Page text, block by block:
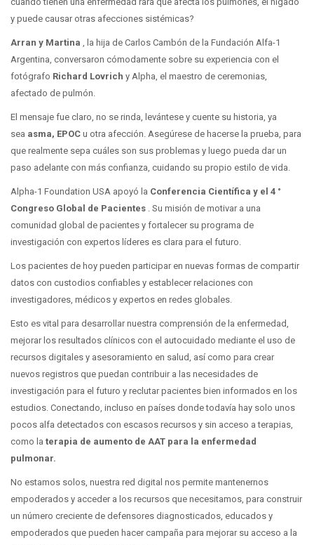
y puede causar otras afecciones sistémicas?
Arran y Martina , la hija de Carlos Cambón de la Fundación Alfa-1
Argentina, conversaron cómodamente sobre su experiencia con el
fotógrafo Richard Lovrich y Alpha, el maestro de ceremonias,
afectado de pulmón.
El mensaje fue claro, no se rinda, levántese y cuente su historia, ya
sea asma, EPOC u otra afección. Asegúrese de hacerse la prueba, para
que realmente sepa cuáles son sus problemas y luego pueda dar un
paso adelante con más confianza, cuidando su propio estilo de vida.
Alpha-1 Foundation USA apoyó la Conferencia Científica y el 4 °
Congreso Global de Pacientes . Su misión de motivar a una
comunidad global de pacientes y fortalecer su programa de
investigación con expertos líderes es clara para el futuro.
Los pacientes de hoy pueden participar en nuevas formas de compartir
datos con custodios confiables y establecer relaciones con
investigadores, médicos y expertos en redes globales.
Esto es vital para desarrollar nuestra comprensión de la enfermedad,
mejorar los resultados clínicos con el autocuidado mediante el uso de
recursos digitales y asesoramiento en salud, así como para crear
nuevos registros que puedan contribuir a las necesidades de
investigación para el futuro y reclutar pacientes bien informados en los
estudios. Conectando, incluso en países donde todavía hay solo unos
pocos alfa detectados con escasos recursos y sin acceso a terapias,
como la terapia de aumento de AAT para la enfermedad
pulmonar.
No estamos solos, nuestra red digital nos permite mantenernos
empoderados y acceder a los recursos que necesitamos, para construir
un número creciente de defensores diagnosticados, educados y
empoderados que pueden hacer campaña para mejorar su acceso a la